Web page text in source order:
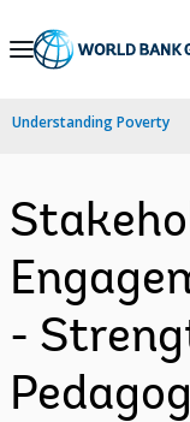
Skip
Navigation
Understanding Poverty
-